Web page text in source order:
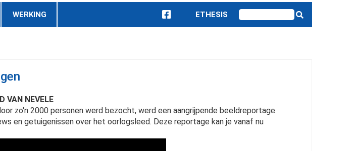
WERKING ETHESIS
VAN NEVELE
zo'n 2000 personen werd bezocht, werd een aangrijpende beeldreportage
en getuigenissen over het oorlogsleed. Deze reportage kan je vanaf nu